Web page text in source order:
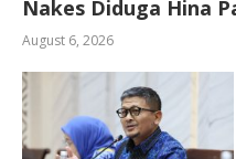
Nakes Diduga Hina
August 6, 2026